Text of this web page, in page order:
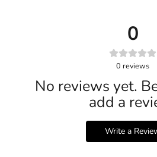
0
0 reviews
No reviews yet.
add a
Write a